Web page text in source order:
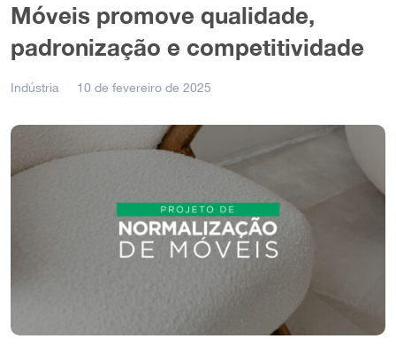
Móveis promove qualidade,
padronização e competitividade
Indústria 10 de fevereiro de 2025